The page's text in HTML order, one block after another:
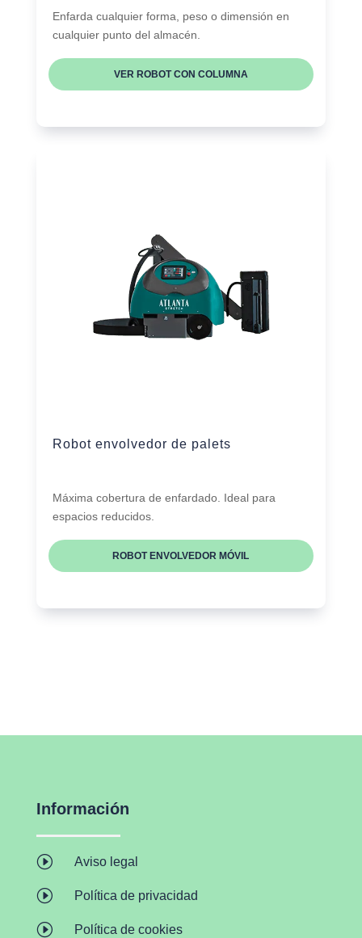
Enfarda cualquier forma, peso o dimensión en
cualquier punto del almacén.
VER ROBOT CON COLUMNA
Robot envolvedor de palets
Máxima cobertura de enfardado. Ideal para
espacios reducidos.
ROBOT ENVOLVEDOR MÓVIL
Información
I Aviso legal
I Política de privacidad
I Política de cookies